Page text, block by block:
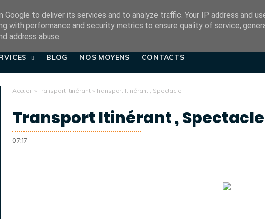
ADDRESS
11 Rue Jean Allemane
E-MAIL
contact@tse-
BLOG NOS MOYENS CONTACTS
Accueil » Transport Itinérant» Transport Itinérant , Spectacle
Transport Itinérant , Spectacle
07:17
Google to deliver its services and to analyze traffic. Your IP address and
with performance and security metrics to ensure quality of service,
address abuse.